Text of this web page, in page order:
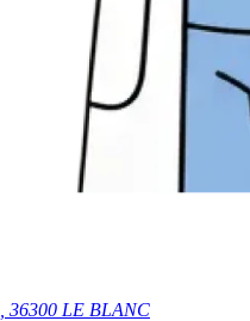
36300 LE BLANC